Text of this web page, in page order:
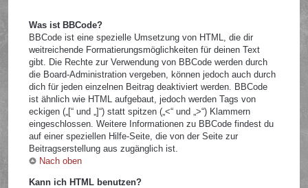
Was ist BBCode?
BBCode ist eine spezielle Umsetzung von HTML, die dir
weitreichende Formatierungsmöglichkeiten für deinen Text
gibt. Die Rechte zur Verwendung von BBCode werden durch
die Board-Administration vergeben, können jedoch auch durch
dich für jeden einzelnen Beitrag deaktiviert werden. BBCode
ist ähnlich wie HTML aufgebaut, jedoch werden Tags von
eckigen („[“ und „]“) statt spitzen („<“ und „>“) Klammern
eingeschlossen. Weitere Informationen zu BBCode findest du
auf einer speziellen Hilfe-Seite, die von der Seite zur
Beitragserstellung aus zugänglich ist.
Nach oben
Kann ich HTML benutzen?